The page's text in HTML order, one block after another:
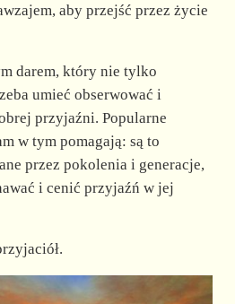
o
aby przejść przez życie
darem, który nie tylko
umieć obserwować i
przyjaźni. Popularne
w tym pomagają: są to
przez pokolenia i generacje,
i cenić przyjaźń w jej